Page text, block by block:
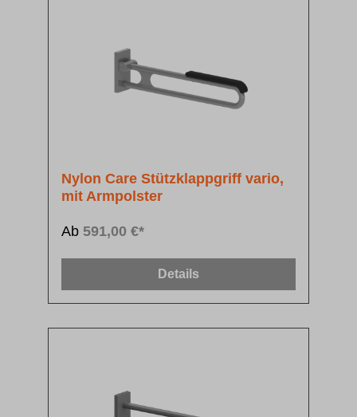
Nylon Care Stützklappgriff vario,
mit Armpolster
Ab 591,00 €*
Details